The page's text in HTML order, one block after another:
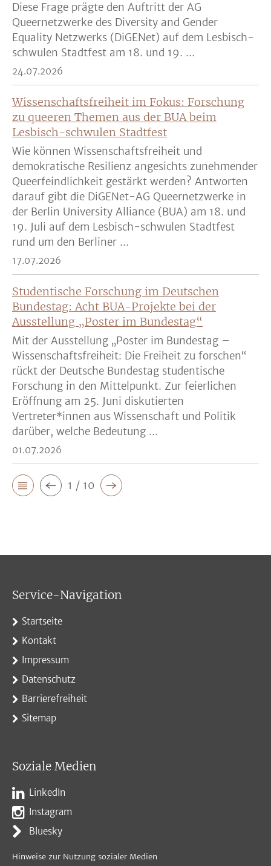
Diese Frage prägte den Auftritt der AG
Queernetzwerke des Diversity and Gender
Equality Netzwerks (DiGENet) auf dem Lesbisch-
schwulen Stadtfest am 18. und 19. ...
24.07.2026
Wissenschaftsfreiheit im Fokus: Forschung
zu queeren Themen aus der BUA beim
Lesbisch-schwulen Stadtfest
Wie können Wissenschaftsfreiheit und
demokratische Resilienz angesichts zunehmender
Queerfeindlichkeit gestärkt werden? Antworten
darauf gibt die DiGENet-AG Queernetzwerke in
der Berlin University Alliance (BUA) am 18. und
19. Juli auf dem Lesbisch-schwulen Stadtfest
rund um den Berliner ...
17.07.2026
Studentische Forschung im Deutschen
Bundestag: Acht BUA-Projekte bei der
Ausstellung „Poster im Bundestag“
Mit der Ausstellung „Poster im Bundestag –
Wissenschaftsfreiheit: Die Freiheit zu forschen“
rückt der Deutsche Bundestag studentische
Forschung in den Mittelpunkt. Zur feierlichen
Eröffnung am 25. Juni diskutierten
Vertreter*innen aus Wissenschaft und Politik
darüber, welche Bedeutung ...
01.07.2026
1 / 10
Service-Navigation
Startseite
Kontakt
Impressum
Datenschutz
Barrierefreiheit
Sitemap
Soziale Medien
LinkedIn
Instagram
Bluesky
Hinweise zur Nutzung sozialer Medien